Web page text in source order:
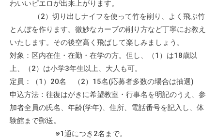
ア
動
の
支
援
や
、
活
わいいピエロが出来上がります。
（2）切り出しナイフを使って竹を削り、よく飛ぶ竹
とんぼを作ります。微妙なカーブの削り方など丁寧にお教え
いたします。その後空高く飛ばして楽しみましょう。
対象：区内在住・在勤・在学の方。但し、（1）は18歳以
上、（2）は小学3年生以上、大人も可。
定員：（1）20名 （2）15名(応募者多数の場合は抽選)
申込方法：往復はがきに希望教室・行事名を明記のうえ、参
加者全員の氏名、年齢(学年)、住所、電話番号を記入し、体
験館まで郵送。
※1通につき2名まで。